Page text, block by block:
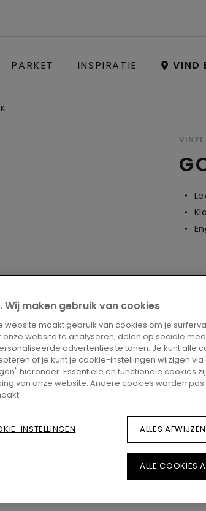
PARKET INSPIRATIE VIND
Open image
VINYL
Wil
met
Wij maken gebruik van cookies
website maakt gebruik van cookies om je
onze website te analyseren, delen op sociale
advertenties te tonen. Je kunt alle
of je kunt je cookie-instellingen wijzigen
hieronder. Essentiële en functionele cookies
van onze website. Andere cookies worden
INSTELLINGEN ALLES AFWIJZEN
ALLE COOKIES